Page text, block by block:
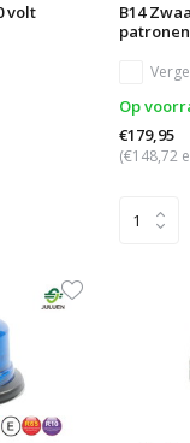
volt
B14
Op
€179,95
(€148,72